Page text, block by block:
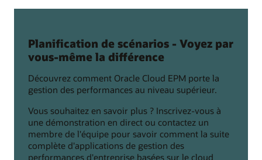
Planification de scénarios - Voyez par
vous-même la différence
Découvrez comment Oracle Cloud EPM porte la
gestion des performances au niveau supérieur.
Vous souhaitez en savoir plus ? Inscrivez-vous à
une démonstration en direct ou contactez un
membre de l'équipe pour savoir comment la suite
complète d'applications de gestion des
performances d'entreprise basées sur le cloud